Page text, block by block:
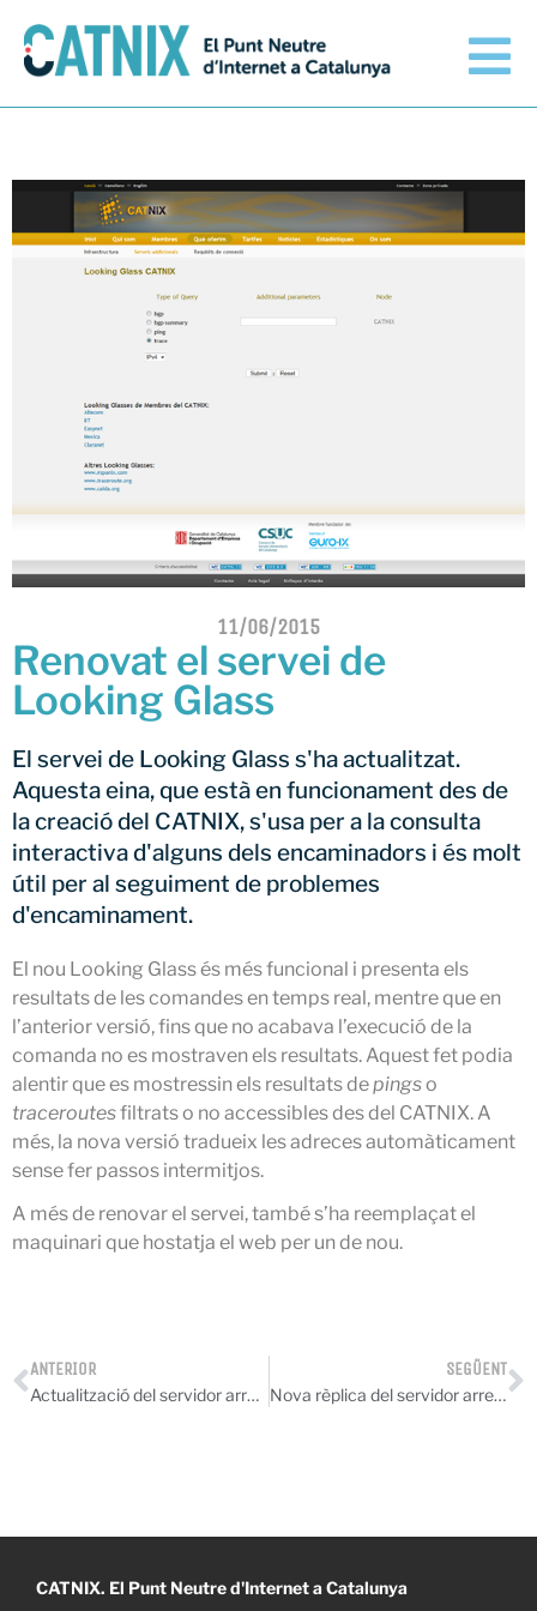
Serveis
Xarxes connectades
Netcloudify es connecta al
CATNIX
l’automatització de xarxes, del
BGP a la intel·ligència artificial
El CATNIX renova el servidor
juliol 2026
juny 2026
abril 2026
desembre 2025
novembre 2025
octubre 2025
juliol 2025
juny 2025
maig 2025
març 2025
febrer 2025
octubre 2024
abril 2024
novembre 2023
11/06/2015
Renovat el servei de
Looking Glass
El servei de Looking Glass s'ha actualitzat.
Aquesta eina, que està en funcionament des de
la creació del CATNIX, s'usa per a la consulta
interactiva d'alguns dels encaminadors i és molt
útil per al seguiment de problemes
d'encaminament.
El nou Looking Glass és més funcional i presenta els
resultats de les comandes en temps real, mentre que en
l’anterior versió, fins que no acabava l’execució de la
comanda no es mostraven els resultats. Aquest fet podia
alentir que es mostressin els resultats depingso
traceroutesfiltrats o no accessibles des del CATNIX. A
més, la nova versió tradueix les adreces automàticament
sense fer passos intermitjos.
A més de renovar el servei, també s’ha reemplaçat el
maquinari que hostatja el web per un de nou.
ANTERIOR
Actualització del servidor arrel J i dels TLD ‘.com’ i ‘.net’
SEGÜENT
Nova rèplica del servidor arrel de noms K
CATNIX. El Punt Neutre d'Internet a Catalunya